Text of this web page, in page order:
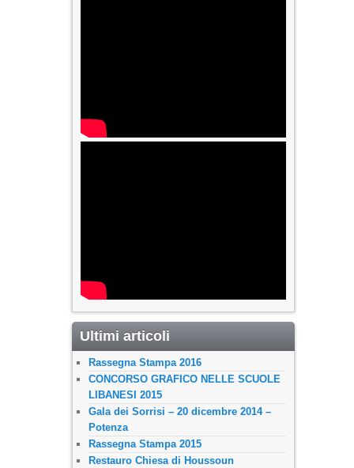
Ultimi articoli
Rassegna Stampa 2016
CONCORSO GRAFICO NELLE SCUOLE
LIBANESI 2015
Gala dei Sorrisi – 20 dicembre 2014 –
Potenza
Rassegna Stampa 2015
Restauro Chiesa di Houssoun